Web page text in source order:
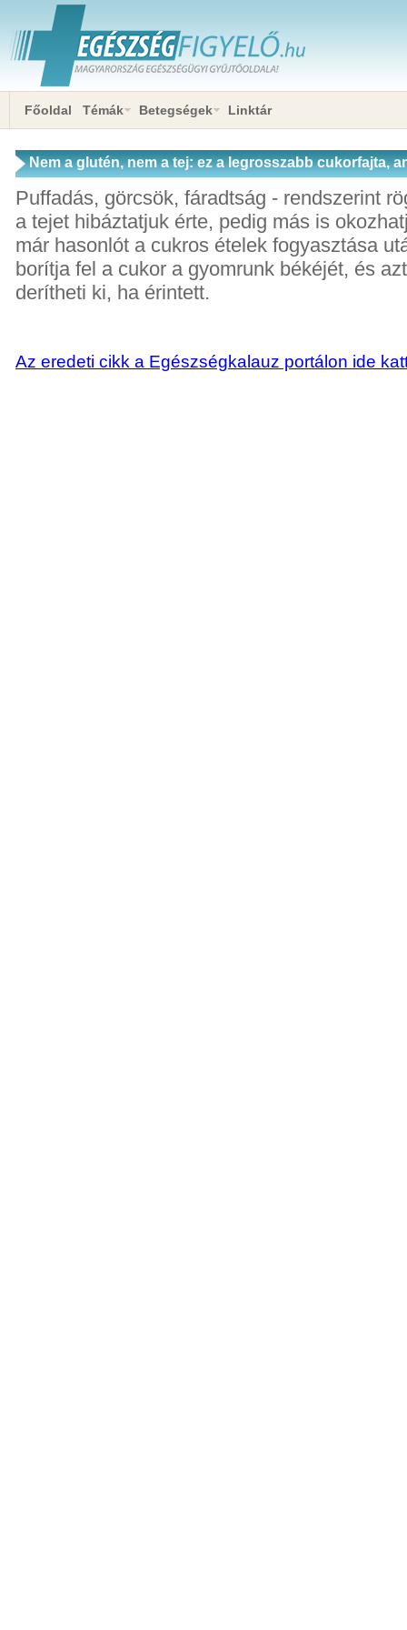
Főoldal Témák Betegségek Linktár
Nem a glutén, nem a tej: ez a legrosszabb cukorfajta,
az emésztést
Puffadás, görcsök, fáradtság - rendszerint
a tejet hibáztatjuk érte, pedig más is
már hasonlót a cukros ételek fogyasztása
borítja fel a cukor a gyomrunk békéjét, és
derítheti ki, ha érintett.
Az eredeti cikk a Egészségkalauz portálon ide